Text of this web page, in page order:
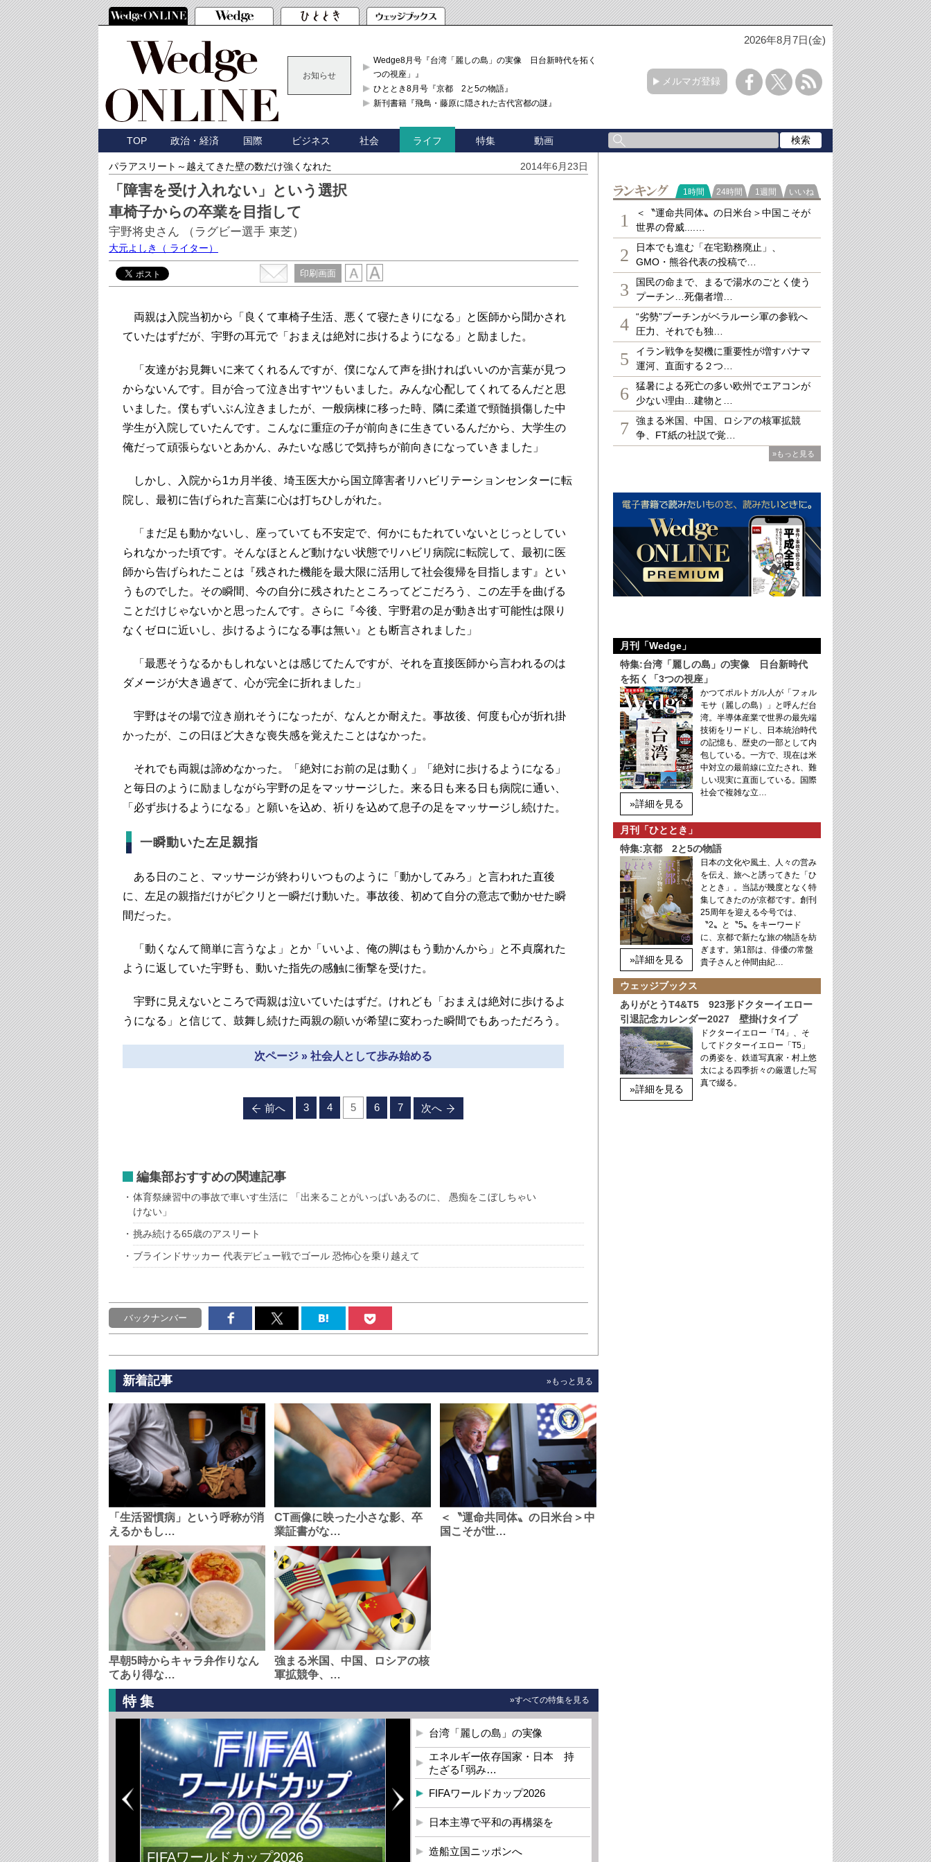
2026年8月7日(金)
お知らせ
Wedge8月号『台湾「麗しの島」の実像 日台新時代を拓く「3
つの視座」』
ひととき8月号『京都 2と5の物語』
新刊書籍『飛鳥・藤原に隠された古代宮都の謎』
メルマガ登録
TOP 政治・経済 国際 ビジネス 社会 ライフ 特集 動画
パラアスリート～越えてきた壁の数だけ強くなれた 2014年6月23日
「障害を受け入れない」という選択
車椅子からの卒業を目指して
宇野将史さん （ラグビー選手 東芝）
大元よしき （ ライター）
印刷画面
両親は入院当初から「良くて車椅子生活、悪くて寝たきりになる」と医師から聞かされ
ていたはずだが、宇野の耳元で「おまえは絶対に歩けるようになる」と励ました。
「友達がお見舞いに来てくれるんですが、僕になんて声を掛ければいいのか言葉が見つ
からないんです。目が合って泣き出すヤツもいました。みんな心配してくれてるんだと思
いました。僕もずいぶん泣きましたが、一般病棟に移った時、隣に柔道で頸髄損傷した中
学生が入院していたんです。こんなに重症の子が前向きに生きているんだから、大学生の
俺だって頑張らないとあかん、みたいな感じで気持ちが前向きになっていきました」
しかし、入院から1カ月半後、埼玉医大から国立障害者リハビリテーションセンターに転
院し、最初に告げられた言葉に心は打ちひしがれた。
「まだ足も動かないし、座っていても不安定で、何かにもたれていないとじっとしてい
られなかった頃です。そんなほとんど動けない状態でリハビリ病院に転院して、最初に医
師から告げられたことは『残された機能を最大限に活用して社会復帰を目指します』とい
うものでした。その瞬間、今の自分に残されたところってどこだろう、この左手を曲げる
ことだけじゃないかと思ったんです。さらに『今後、宇野君の足が動き出す可能性は限り
なくゼロに近いし、歩けるようになる事は無い』とも断言されました」
「最悪そうなるかもしれないとは感じてたんですが、それを直接医師から言われるのは
ダメージが大き過ぎて、心が完全に折れました」
宇野はその場で泣き崩れそうになったが、なんとか耐えた。事故後、何度も心が折れ掛
かったが、この日ほど大きな喪失感を覚えたことはなかった。
それでも両親は諦めなかった。「絶対にお前の足は動く」「絶対に歩けるようになる」
と毎日のように励ましながら宇野の足をマッサージした。来る日も来る日も病院に通い、
「必ず歩けるようになる」と願いを込め、祈りを込めて息子の足をマッサージし続けた。
一瞬動いた左足親指
ある日のこと、マッサージが終わりいつものように「動かしてみろ」と言われた直後
に、左足の親指だけがピクリと一瞬だけ動いた。事故後、初めて自分の意志で動かせた瞬
間だった。
「動くなんて簡単に言うなよ」とか「いいよ、俺の脚はもう動かんから」と不貞腐れた
ように返していた宇野も、動いた指先の感触に衝撃を受けた。
宇野に見えないところで両親は泣いていたはずだ。けれども「おまえは絶対に歩けるよ
うになる」と信じて、鼓舞し続けた両親の願いが希望に変わった瞬間でもあっただろう。
次ページ » 社会人として歩み始める
前へ 3 4 5 6 7 次へ
編集部おすすめの関連記事
体育祭練習中の事故で車いす生活に 「出来ることがいっぱいあるのに、 愚痴をこぼしちゃい
けない」
挑み続ける65歳のアスリート
ブラインドサッカー 代表デビュー戦でゴール 恐怖心を乗り越えて
バックナンバー
新着記事 »もっと見る
「生活習慣病」という呼称が消
えるかもし…
CT画像に映った小さな影、卒
業証書がな…
＜〝運命共同体〟の日米台＞中
国こそが世…
早朝5時からキャラ弁作りなん
てあり得な…
強まる米国、中国、ロシアの核
軍拡競争、…
特集 »すべての特集を見る
FIFAワールドカップ2026
台湾「麗しの島」の実像
エネルギー依存国家・日本 持
たざる｢弱み…
FIFAワールドカップ2026
日本主導で平和の再構築を
造船立国ニッポンへ
ランキング
1時間 24時間 1週間 いいね
1
＜〝運命共同体〟の日米台＞中国こそが
世界の脅威....…
2
日本でも進む「在宅勤務廃止」、
GMO・熊谷代表の投稿で…
3
国民の命まで、まるで湯水のごとく使う
プーチン…死傷者増…
4
“劣勢”プーチンがベラルーシ軍の参戦へ
圧力、それでも独…
5
イラン戦争を契機に重要性が増すパナマ
運河、直面する２つ…
6
猛暑による死亡の多い欧州でエアコンが
少ない理由…建物と…
7
強まる米国、中国、ロシアの核軍拡競
争、FT紙の社説で覚…
»もっと見る
月刊「Wedge」
特集:台湾「麗しの島」の実像 日台新時代
を拓く「3つの視座」
»詳細を見る
かつてポルトガル人が「フォル
モサ（麗しの島）」と呼んだ台
湾。半導体産業で世界の最先端
技術をリードし、日本統治時代
の記憶も、歴史の一部として内
包している。一方で、現在は米
中対立の最前線に立たされ、難
しい現実に直面している。国際
社会で複雑な立…
月刊「ひととき」
特集:京都 2と5の物語
»詳細を見る
日本の文化や風土、人々の営み
を伝え、旅へと誘ってきた「ひ
ととき」。当誌が幾度となく特
集してきたのが京都です。創刊
25周年を迎える今号では、
〝2〟と〝5〟をキーワード
に、京都で新たな旅の物語を紡
ぎます。第1部は、俳優の常盤
貴子さんと仲間由紀…
ウェッジブックス
ありがとうT4&T5 923形ドクターイエロー
引退記念カレンダー2027 壁掛けタイプ
»詳細を見る
ドクターイエロー「T4」、そ
してドクターイエロー「T5」
の勇姿を、鉄道写真家・村上悠
太による四季折々の厳選した写
真で綴る。